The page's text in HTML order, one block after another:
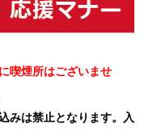
喫煙所はございませ
みは禁止となります。入